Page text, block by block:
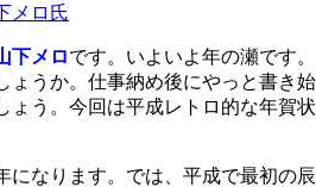
メロ氏
下メロです。いよいよ年の瀬です。
ょうか。仕事納め後にやっと書き始
ょう。今回は平成レトロ的な年賀状
になります。では、平成で最初の辰